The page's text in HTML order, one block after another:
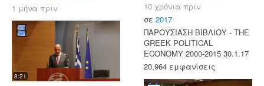
1 μήνα πριν
8:21
10 χρόνια πριν
σε 2017
ΠΑΡΟΥΣΙΑΣΗ ΒΙΒΛΙΟΥ - ΤΗΕ
GREEK POLITICAL
ECONOMY 2000-2015 30.1.17
20,964 εμφανίσεις